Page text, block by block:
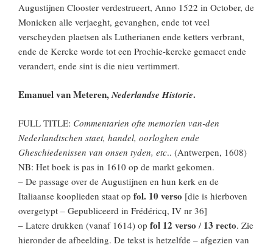
Augustijnen Clooster verdestrueert, Anno 1522 in October, de
Monicken alle verjaeght, gevanghen, ende tot veel
verscheyden plaetsen als Lutherianen ende ketters verbrant,
ende de Kercke worde tot een Prochie-kercke gemaect ende
verandert, ende sint is die nieu vertimmert.
Emanuel van Meteren,Nederlandse Historie.
FULL TITLE: Commentarien ofte memorien van-den
Nederlandtschen staet, handel, oorloghen ende
Gheschiedenissen van onsen tyden, etc.. (Antwerpen, 1608)
NB: Het boek is pas in 1610 op de markt gekomen.
– De passage over de Augustijnen en hun kerk en de
Italiaanse kooplieden staat op fol. 10 verso [die is hierboven
overgetypt – Gepubliceerd in Frédéricq, IV nr 36]
– Latere drukken (vanaf 1614) op fol 12 verso / 13 recto. Zie
hieronder de afbeelding. De tekst is hetzelfde – afgezien van